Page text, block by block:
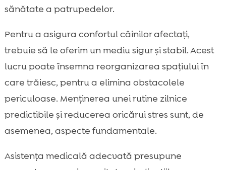
sănătate a patrupedelor.
Pentru a asigura confortul câinilor afectați,
trebuie să le oferim un mediu sigur și stabil. Acest
lucru poate însemna reorganizarea spațiului în
care trăiesc, pentru a elimina obstacolele
periculoase. Menținerea unei rutine zilnice
predictibile și reducerea oricărui stres sunt, de
asemenea, aspecte fundamentale.
Asistența medicală adecvată presupune